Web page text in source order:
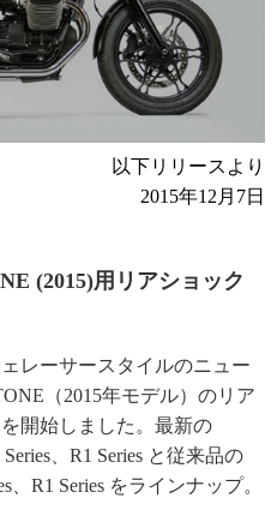
以下リリースより
2015年12月7日
(2015)用リアショック
レーサースタイルのニュー
（2015年モデル）のリア
開始しました。最新の
、R1 Series と従来品の
R1 Series をラインナップ。